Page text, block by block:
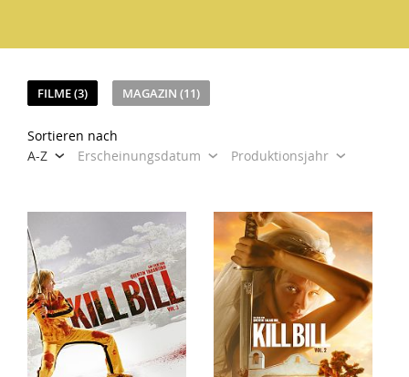
FILME (3) MAGAZIN (11)
Sortieren nach
A-Z
Erscheinungsdatum Produktionsjahr